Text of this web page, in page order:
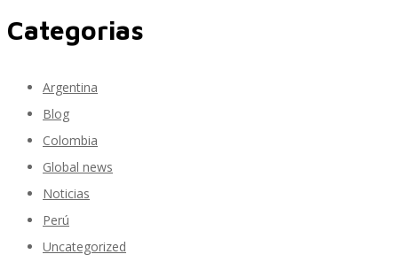
SAP Time & Attendance by Workforce Software
Categorias
Argentina
Blog
Colombia
Global news
Noticias
Perú
Uncategorized